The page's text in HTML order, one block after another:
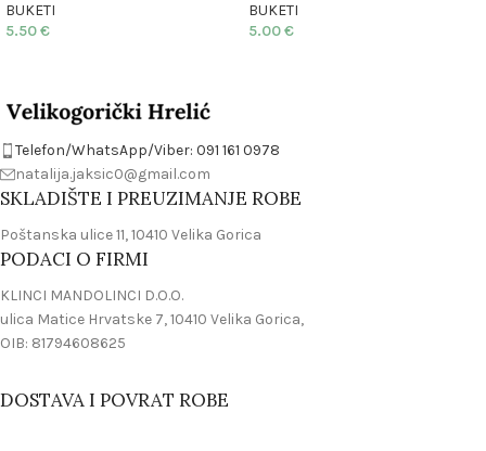
BUKETI
5.50€
BUKETI
5.00€
Telefon/WhatsApp/Viber: 091 161 0978
natalija.jaksic0@gmail.com
SKLADIŠTE I PREUZIMANJE ROBE
Poštanska ulice 11, 10410 Velika Gorica
PODACI O FIRMI
KLINCI MANDOLINCI D.O.O.
ulica Matice Hrvatske 7, 10410 Velika Gorica,
OIB: 81794608625
DOSTAVA I POVRAT ROBE